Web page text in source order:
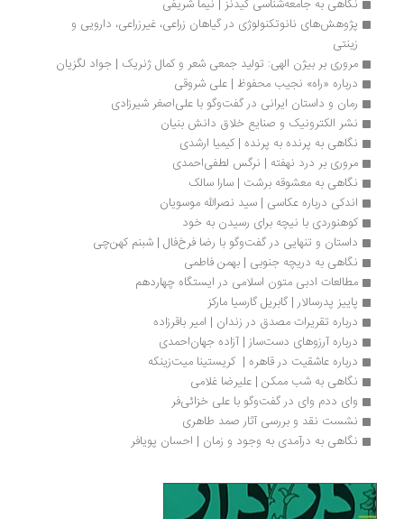
نگاهی به جامعه‌شناسی گیدنز | نیما شریفی
پژوهش‌های نانوتکنولوژی در گیاهان زراعی، غیرزراعی، دارویی و
مروری بر بیژن الهی: تولید جمعی شعر و کمال ژنریک | جواد لگزیان
درباره «راه» نجیب محفوظ | علی شروقی
رمان و داستان ایرانی در گفت‌وگو با علی‌اصغر شیرزادی
نشر الکترونیک و صنایع خلاق دانش بنیان
نگاهی به پرنده به پرنده | کیمیا ارشدی
مروری بر درد نهفته | نرگس لطفی‌احمدی
نگاهی به معشوقه برشت | سارا سالک
اندکی درباره عکاسی | سید نصرالله موسویان
کوهنوردی با نیچه برای رسیدن به خود
داستان و تنهایی در گفت‌وگو با رضا فرخ‌فال | شبنم کهن‌چی
نگاهی به دریچه جنوبی | بهمن فاطمی
مطالعات ادبی متون اسلامی در ایستگاه چهاردهم
پاییز پدرسالار | گابریل گارسیا مارکز
درباره تقریرات مصدق در زندان | امیر باقرزاده
درباره آرزوهای دست‌ساز | آزاده جهان‌احمدی
درباره عاشقیت در قاهره |  کریستینا میت‌زینکه
نگاهی به شب ممکن | علیرضا غلامی
وای ددم وای در گفت‌وگو با علی خزائی‌فر
نشست نقد و بررسی آثار صمد طاهری
نگاهی به درآمدی به وجود و زمان | احسان پویافر